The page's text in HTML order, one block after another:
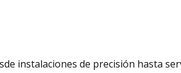
instalaciones de precisión hasta